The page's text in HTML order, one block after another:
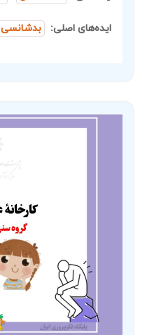
ایده‌های اصلی: بدشانسی